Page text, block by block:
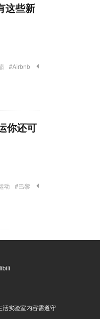
这些新
#Airbnb
你还可
动 #巴黎
实验室内容需遵守